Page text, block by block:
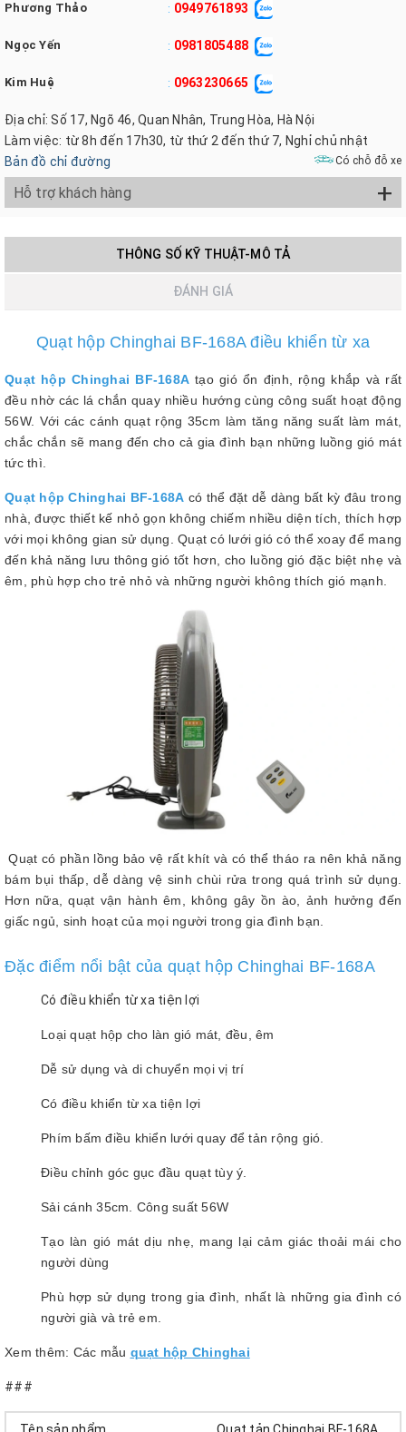
Phương Thảo : 0949761893
Ngọc Yến : 0981805488
Kim Huệ : 0963230665
Địa chỉ: Số 17, Ngõ 46, Quan Nhân, Trung Hòa, Hà Nội
Làm việc: từ 8h đến 17h30, từ thứ 2 đến thứ 7, Nghỉ chủ nhật
Bản đồ chỉ đường
Có chỗ đỗ xe
Hỗ trợ khách hàng +
THÔNG SỐ KỸ THUẬT-MÔ TẢ
ĐÁNH GIÁ
Quạt hộp Chinghai BF-168A điều khiển từ xa
Quạt hộp Chinghai BF-168A tạo gió ổn định, rộng khắp và rất
đều nhờ các lá chắn quay nhiều hướng cùng công suất hoạt động
56W. Với các cánh quạt rộng 35cm làm tăng năng suất làm mát,
chắc chắn sẽ mang đến cho cả gia đình bạn những luồng gió mát
tức thì.
Quạt hộp Chinghai BF-168A có thể đặt dễ dàng bất kỳ đâu trong
nhà, được thiết kế nhỏ gọn không chiếm nhiều diện tích, thích hợp
với mọi không gian sử dụng. Quạt có lưới gió có thể xoay để mang
đến khả năng lưu thông gió tốt hơn, cho luồng gió đặc biệt nhẹ và
êm, phù hợp cho trẻ nhỏ và những người không thích gió mạnh.
Quạt có phần lồng bảo vệ rất khít và có thể tháo ra nên khả năng
bám bụi thấp, dễ dàng vệ sinh chùi rửa trong quá trình sử dụng.
Hơn nữa, quạt vận hành êm, không gây ồn ào, ảnh hưởng đến
giấc ngủ, sinh hoạt của mọi người trong gia đình bạn.
Đặc điểm nổi bật của quạt hộp Chinghai BF-168A
Có điều khiển từ xa tiện lợi
Loại quạt hộp cho làn gió mát, đều, êm
Dễ sử dụng và di chuyển mọi vị trí
Có điều khiển từ xa tiện lợi
Phím bấm điều khiển lưới quay để tản rộng gió.
Điều chỉnh góc gục đầu quạt tùy ý.
Sải cánh 35cm. Công suất 56W
Tạo làn gió mát dịu nhẹ, mang lại cảm giác thoải mái cho
người dùng
Phù hợp sử dụng trong gia đình, nhất là những gia đình có
người già và trẻ em.
Xem thêm: Các mẫu quạt hộp Chinghai
###